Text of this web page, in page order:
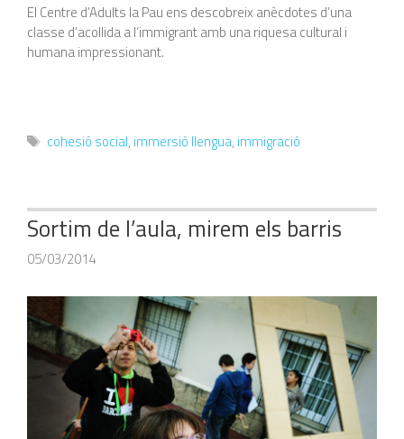
El Centre d’Adults la Pau ens descobreix anècdotes d’una
classe d’acollida a l’immigrant amb una riquesa cultural i
humana impressionant.
Etiquetes
cohesió social, immersió llengua, immigració
Sortim de l’aula, mirem els barris
05/03/2014